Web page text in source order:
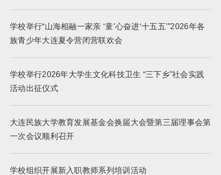
学校举行“山海相融一家亲 ‘童’心奋进‘十五五’”2026年各
族青少年大连夏令营闭营联欢会
学校举行2026年大学生文化科技卫生 “三下乡”社会实践
活动出征仪式
大连民族大学教育发展基金会换届大会暨第三届理事会第
一次会议顺利召开
学校组织开展新入职教师系列培训活动